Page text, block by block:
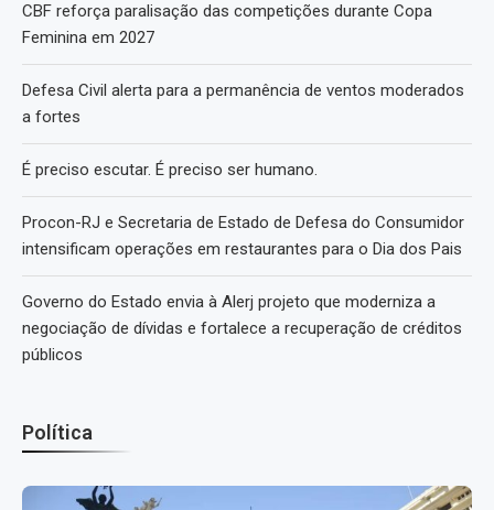
CBF reforça paralisação das competições durante Copa
Feminina em 2027
Defesa Civil alerta para a permanência de ventos moderados
a fortes
É preciso escutar. É preciso ser humano.
Procon-RJ e Secretaria de Estado de Defesa do Consumidor
intensificam operações em restaurantes para o Dia dos Pais
Governo do Estado envia à Alerj projeto que moderniza a
negociação de dívidas e fortalece a recuperação de créditos
públicos
Política